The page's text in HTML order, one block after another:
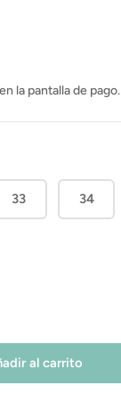
la pantalla de pago.
33 34
al carrito